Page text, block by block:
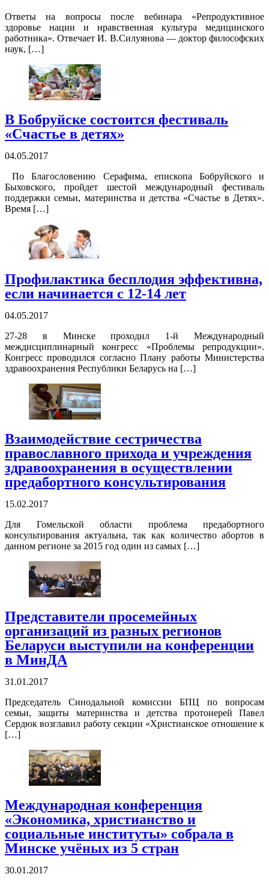
Ответы на вопросы после вебинара «Репродуктивное
здоровье нации и нравственная культура медицинского
работника». Отвечает И. В.Силуянова — доктор философских
наук, […]
В Бобруйске состоится фестиваль
«Счастье в детях»
04.05.2017
По Благословению Серафима, епископа Бобруйского и
Быховского, пройдет шестой международный фестиваль
поддержки семьи, материнства и детства «Счастье в Детях».
Время […]
Профилактика бесплодия эффективна,
если начинается с 12-14 лет
04.05.2017
27-28 в Минске проходил 1-й Международный
междисциплинарный конгресс «Проблемы репродукции».
Конгресс проводился согласно Плану работы Министерства
здравоохранения Республики Беларусь на […]
Взаимодействие сестричества
православного прихода и учреждения
здравоохранения в осуществлении
предабортного консультирования
15.02.2017
Для Гомельской области проблема предабортного
консультирования актуальна, так как количество абортов в
данном регионе за 2015 год один из самых […]
Представители просемейных
организаций из разных регионов
Беларуси выступили на конференции
в МинДА
31.01.2017
Председатель Синодальной комиссии БПЦ по вопросам
семьи, защиты материнства и детства протоиерей Павел
Сердюк возглавил работу секции «Христианское отношение к
[…]
Международная конференция
«Экономика, христианство и
социальные институты» собрала в
Минске учёных из 5 стран
30.01.2017